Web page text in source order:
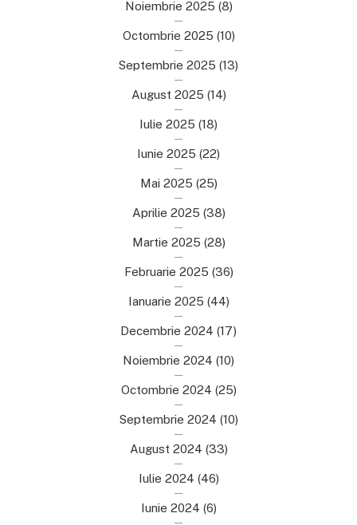
Noiembrie 2025 (8)
Octombrie 2025 (10)
Septembrie 2025 (13)
August 2025 (14)
Iulie 2025 (18)
Iunie 2025 (22)
Mai 2025 (25)
Aprilie 2025 (38)
Martie 2025 (28)
Februarie 2025 (36)
Ianuarie 2025 (44)
Decembrie 2024 (17)
Noiembrie 2024 (10)
Octombrie 2024 (25)
Septembrie 2024 (10)
August 2024 (33)
Iulie 2024 (46)
Iunie 2024 (6)